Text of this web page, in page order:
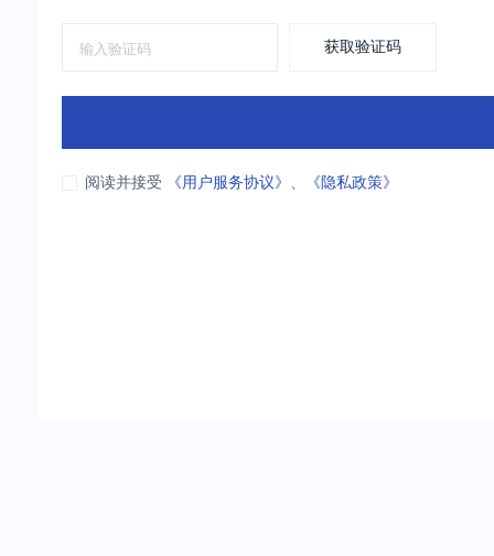
获取验证码
阅读并接受 《用户服务协议》 、 《隐私政策》